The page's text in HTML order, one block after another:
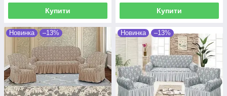
Купити Купити
Новинка –13% Новинка –13%